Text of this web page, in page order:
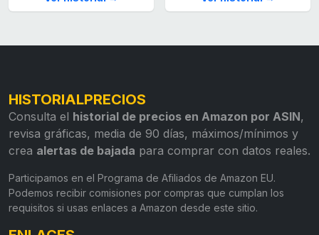
HISTORIALPRECIOS
Consulta el historial de precios en Amazon por ASIN,
revisa gráficas, media de 90 días, máximos/mínimos y
crea alertas de bajada para comprar con datos reales.
Participamos en el Programa de Afiliados de Amazon EU.
Podemos recibir comisiones por compras que cumplan los
requisitos si usas enlaces a Amazon desde este sitio.